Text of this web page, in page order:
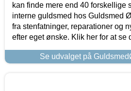
kan finde mere end 40 forskellige
interne guldsmed hos Guldsmed
fra stenfatninger, reparationer og
efter eget ønske. Klik her for at se
Se udvalget på